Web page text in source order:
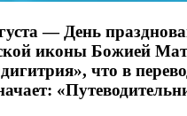
— День
иконы Божией
что в